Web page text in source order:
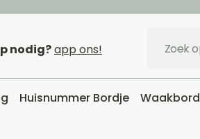
nodig?app ons!
Huisnummer Bordje Waakbord